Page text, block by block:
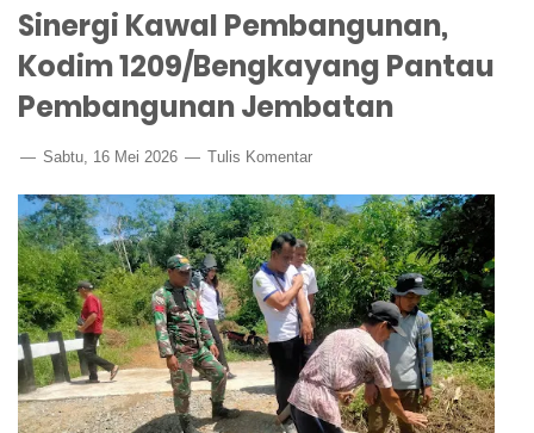
Sinergi Kawal Pembangunan,
Kodim 1209/Bengkayang Pantau
Pembangunan Jembatan
Sabtu, 16 Mei 2026 Tulis Komentar